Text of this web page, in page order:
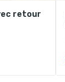
retour